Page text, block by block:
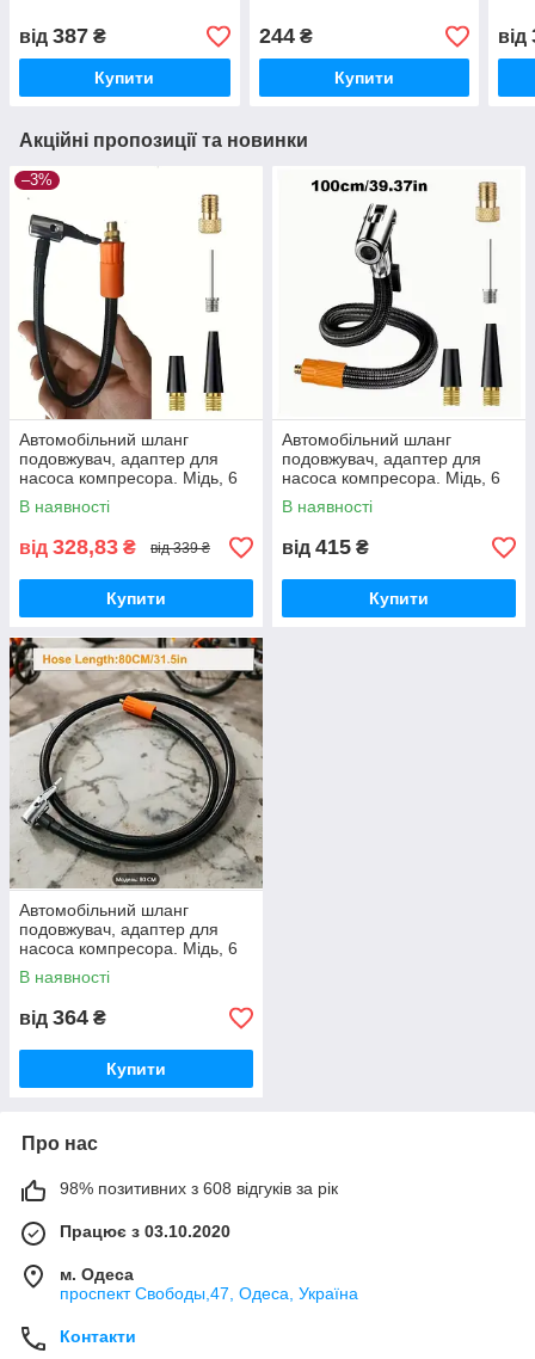
від 387 ₴
Купити
244₴
Купити
від
Акційні пропозиції та новинки
–3%
Автомобільний шланг
подовжувач, адаптер для
насоса компресора. Мідь, 6
мм, 40 см. Orange Series.
Два типи комплектації.
В наявності
від 328,83 ₴ від 339 ₴
Купити
Автомобільний шланг
подовжувач, адаптер для
насоса компресора. Мідь, 6
мм, 80 см. Orange Series.
Два типи комплектації.
В наявності
від 415 ₴
Купити
Автомобільний шланг
подовжувач, адаптер для
насоса компресора. Мідь, 6
мм, 80 см. Orange Series.
Два типи комплектації.
В наявності
від 364 ₴
Купити
Про нас
98% позитивних з 608 відгуків за рік
Працює з 03.10.2020
м. Одеса
проспект Свободы,47, Одеса, Україна
Контакти